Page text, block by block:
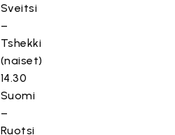
Sveitsi
–
Tshekki
(naiset)
14.30
Suomi
–
Ruotsi